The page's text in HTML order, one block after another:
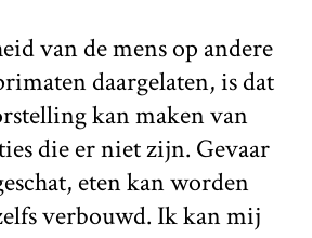
van de mens op andere
daargelaten, is dat
kan maken van
die er niet zijn. Gevaar
eten kan worden
verbouwd. Ik kan mij